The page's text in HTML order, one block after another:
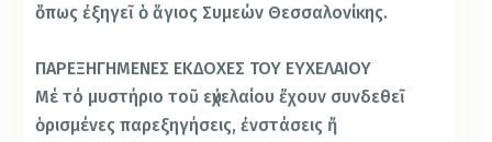
ὅπως ἐξηγεῖ ὁ ἅγιος Συμεών Θεσσαλονίκης.
ΠΑΡΕΞΗΓΗΜΕΝΕΣ ΕΚΔΟΧΕΣ ΤΟΥ ΕΥΧΕΛΑΙΟΥ
Μέ τό μυστήριο τοῦ εὐχελαίου ἔχουν συνδεθεῖ
ὁρισμένες παρεξηγήσεις, ἐνστάσεις ἤ